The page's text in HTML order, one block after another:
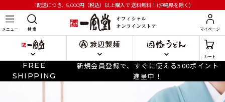
1配送につき、5,000円 （税込）以上購入で送料無料！(沖縄県を除く)
メニュー 検 索 マイページ
カート
FREE
SHIPPING
新規会員登録で、すぐに使える500ポイント
進呈中！